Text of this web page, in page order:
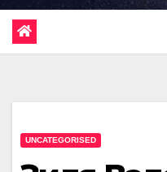
UNCATEGORISED